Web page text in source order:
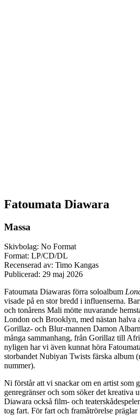
Fatoumata Diawara
Massa
Skivbolag: No Format
Format: LP/CD/DL
Recenserad av: Timo Kangas
Publicerad: 29 maj 2026
Fatoumata Diawaras förra soloalbum
visade på en stor bredd i influenserna.
och tonårens Mali mötte nuvarande
London och Brooklyn, med nästan halva
Gorillaz- och Blur-mannen Damon
många sammanhang, från Gorillaz till
nyligen har vi även kunnat höra
storbandet Nubiyan Twists färska album
nummer).
Ni förstår att vi snackar om en artist som
genregränser och som söker det kreativa
Diawara också film- och
tog fart. För fart och framåtrörelse präglar